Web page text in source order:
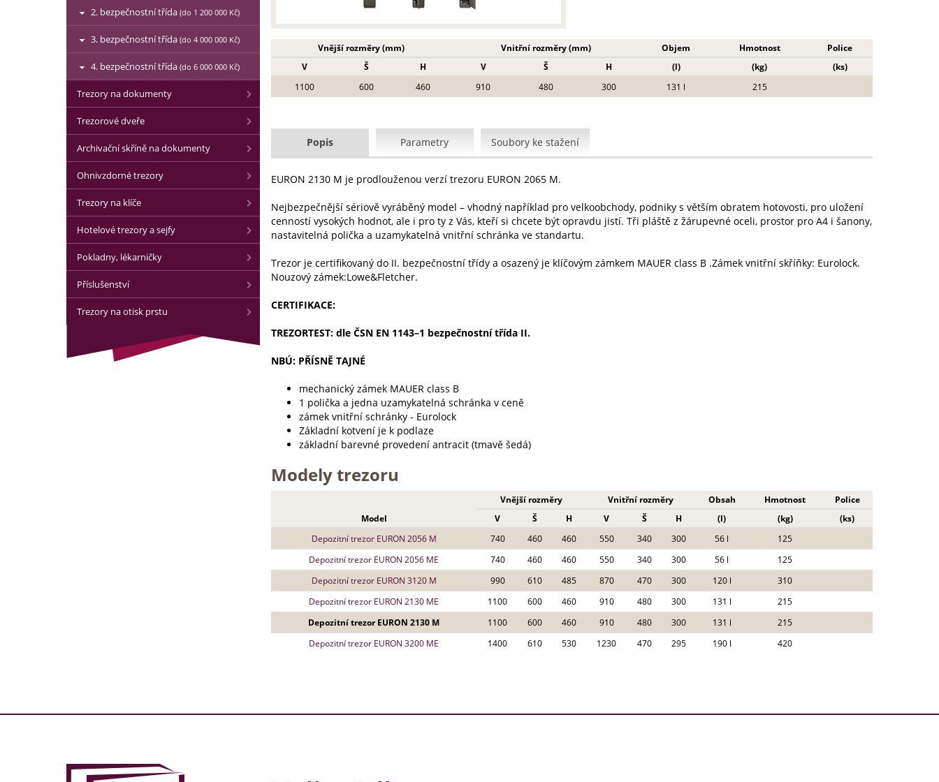
Vnější rozměry (mm) Vnitřní rozměry (mm) Objem Hmotnost
Police
V
Š H V Š H (l) (kg)
(ks)
1100
600 460 910 480 300 131 l 215
Popis Parametry Soubory ke stažení
EURON 2130 M je prodlouženou verzí trezoru EURON 2065 M.
Nejbezpečnější sériově vyráběný model – vhodný například pro velkoobchody, podniky s větším obratem hotovosti, pro uložení
cenností vysokých hodnot, ale i pro ty z Vás, kteří si chcete být opravdu jistí. Tři pláště z žárupevné oceli, prostor pro A4 i šanony,
nastavitelná polička a uzamykatelná vnitřní schránka ve standartu.
Trezor je certifikovaný do II. bezpečnostní třídy a osazený je klíčovým zámkem MAUER class B .Zámek vnitřní skříňky: Eurolock.
Nouzový zámek:Lowe&Fletcher.
CERTIFIKACE:
TREZORTEST: dle ČSN EN 1143–1 bezpečnostní třída II.
NBÚ: PŘÍSNĚ TAJNÉ
mechanický zámek MAUER class B
1 polička a jedna uzamykatelná schránka v ceně
zámek vnitřní schránky - Eurolock
Základní kotvení je k podlaze
základní barevné provedení antracit (tmavě šedá)
Modely trezoru
Model
Vnější rozměry Vnitřní rozměry Obsah Hmotnost
Police
V
Š H V Š H (l) (kg)
(ks)
Depozitní trezor EURON 2056 M
740 460 460 550 340 300 56 l
125
Depozitní trezor EURON 2056 ME
740 460 460 550 340 300 56 l
125
Depozitní trezor EURON 3120 M
990 610 485 870 470 300 120 l
310
Depozitní trezor EURON 2130 ME
1100 600 460 910 480 300 131 l
215
Depozitní trezor EURON 2130 M
1100 600 460 910 480 300 131 l
215
Depozitní trezor EURON 3200 ME
1400 610 530 1230 470 295 190 l 420
2. bezpečnostní třída (do 1 200 000 Kč)
3. bezpečnostní třída (do 4 000 000 Kč)
4. bezpečnostní třída (do 6 000 000 Kč)
Trezory na dokumenty
Trezorové dveře
Archivační skříně na dokumenty
Ohnivzdorné trezory
Trezory na klíče
Hotelové trezory a sejfy
Pokladny, lékarničky
Příslušenství
Trezory na otisk prstu